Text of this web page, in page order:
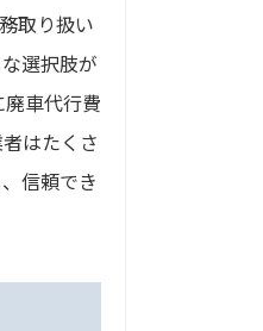
取り扱い
選択肢が
車代行費
はたくさ
信頼でき